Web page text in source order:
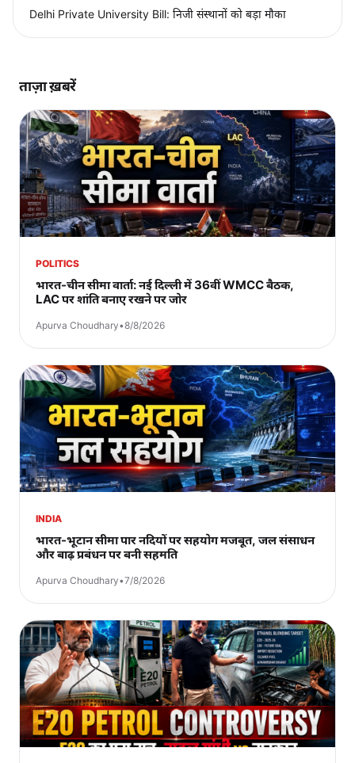
Delhi Private University Bill: निजी संस्थानों को बड़ा मौका
ताज़ा ख़बरें
POLITICS
भारत-चीन सीमा वार्ता: नई दिल्ली में 36वीं WMCC बैठक,
LAC पर शांति बनाए रखने पर जोर
Apurva Choudhary•8/8/2026
INDIA
भारत-भूटान सीमा पार नदियों पर सहयोग मजबूत, जल संसाधन
और बाढ़ प्रबंधन पर बनी सहमति
Apurva Choudhary•7/8/2026